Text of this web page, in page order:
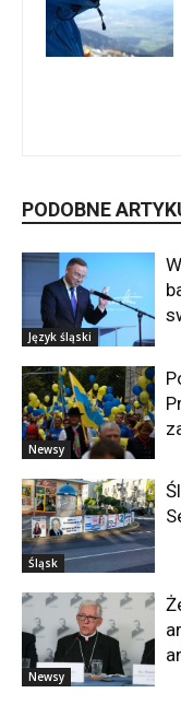
PODOBNE
Język śląski
Newsy
Śląsk
Newsy